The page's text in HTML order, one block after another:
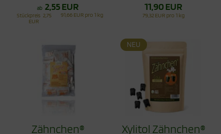
ab 2,55 EUR
Stückpreis 2,75
EUR
91,66 EUR pro 1 kg
11,90 EUR
79,32 EUR pro 1 kg
Zähnchen®
NEU
Xylitol Zähnchen®